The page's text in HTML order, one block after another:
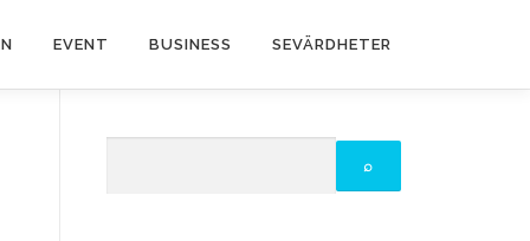
EVENT BUSINESS SEVÄRDHETER